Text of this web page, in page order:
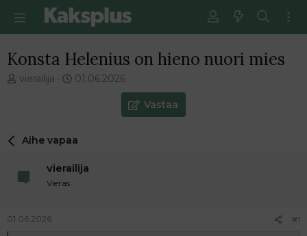
Konsta Helenius on hieno nuori mies
V
e
t
n
vierailija
E
m
i
01.06.2026
Vastaa
Aihe vapaa
vierailija
Vieras
01.06.2026 #1